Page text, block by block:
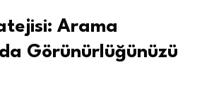
Arama
Görünürlüğünüzü